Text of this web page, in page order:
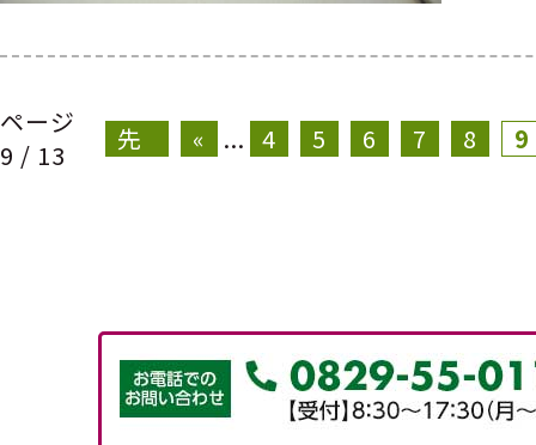
ページ
9 / 13
先
« ... 4 5 6 7 8 9